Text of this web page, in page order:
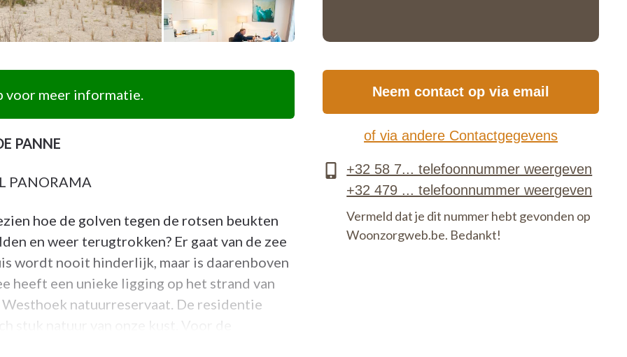
voor meer informatie.
PANNE
PANORAMA
hoe de golven tegen de rotsen beukten
en weer terugtrokken? Er gaat van de zee
wordt nooit hinderlijk, maar is daarenboven
heeft een unieke ligging op het strand van
natuurreservaat. De residentie
stuk natuur van onze kust. Voor de
als wegdromen …
Neem contact op via email
of via andere Contactgegevens
Vermeld dat je dit nummer hebt gevonden op
Woonzorgweb.be. Bedankt!